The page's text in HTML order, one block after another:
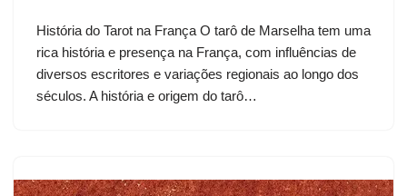
História do Tarot na França O tarô de Marselha tem uma
rica história e presença na França, com influências de
diversos escritores e variações regionais ao longo dos
séculos. A história e origem do tarô…